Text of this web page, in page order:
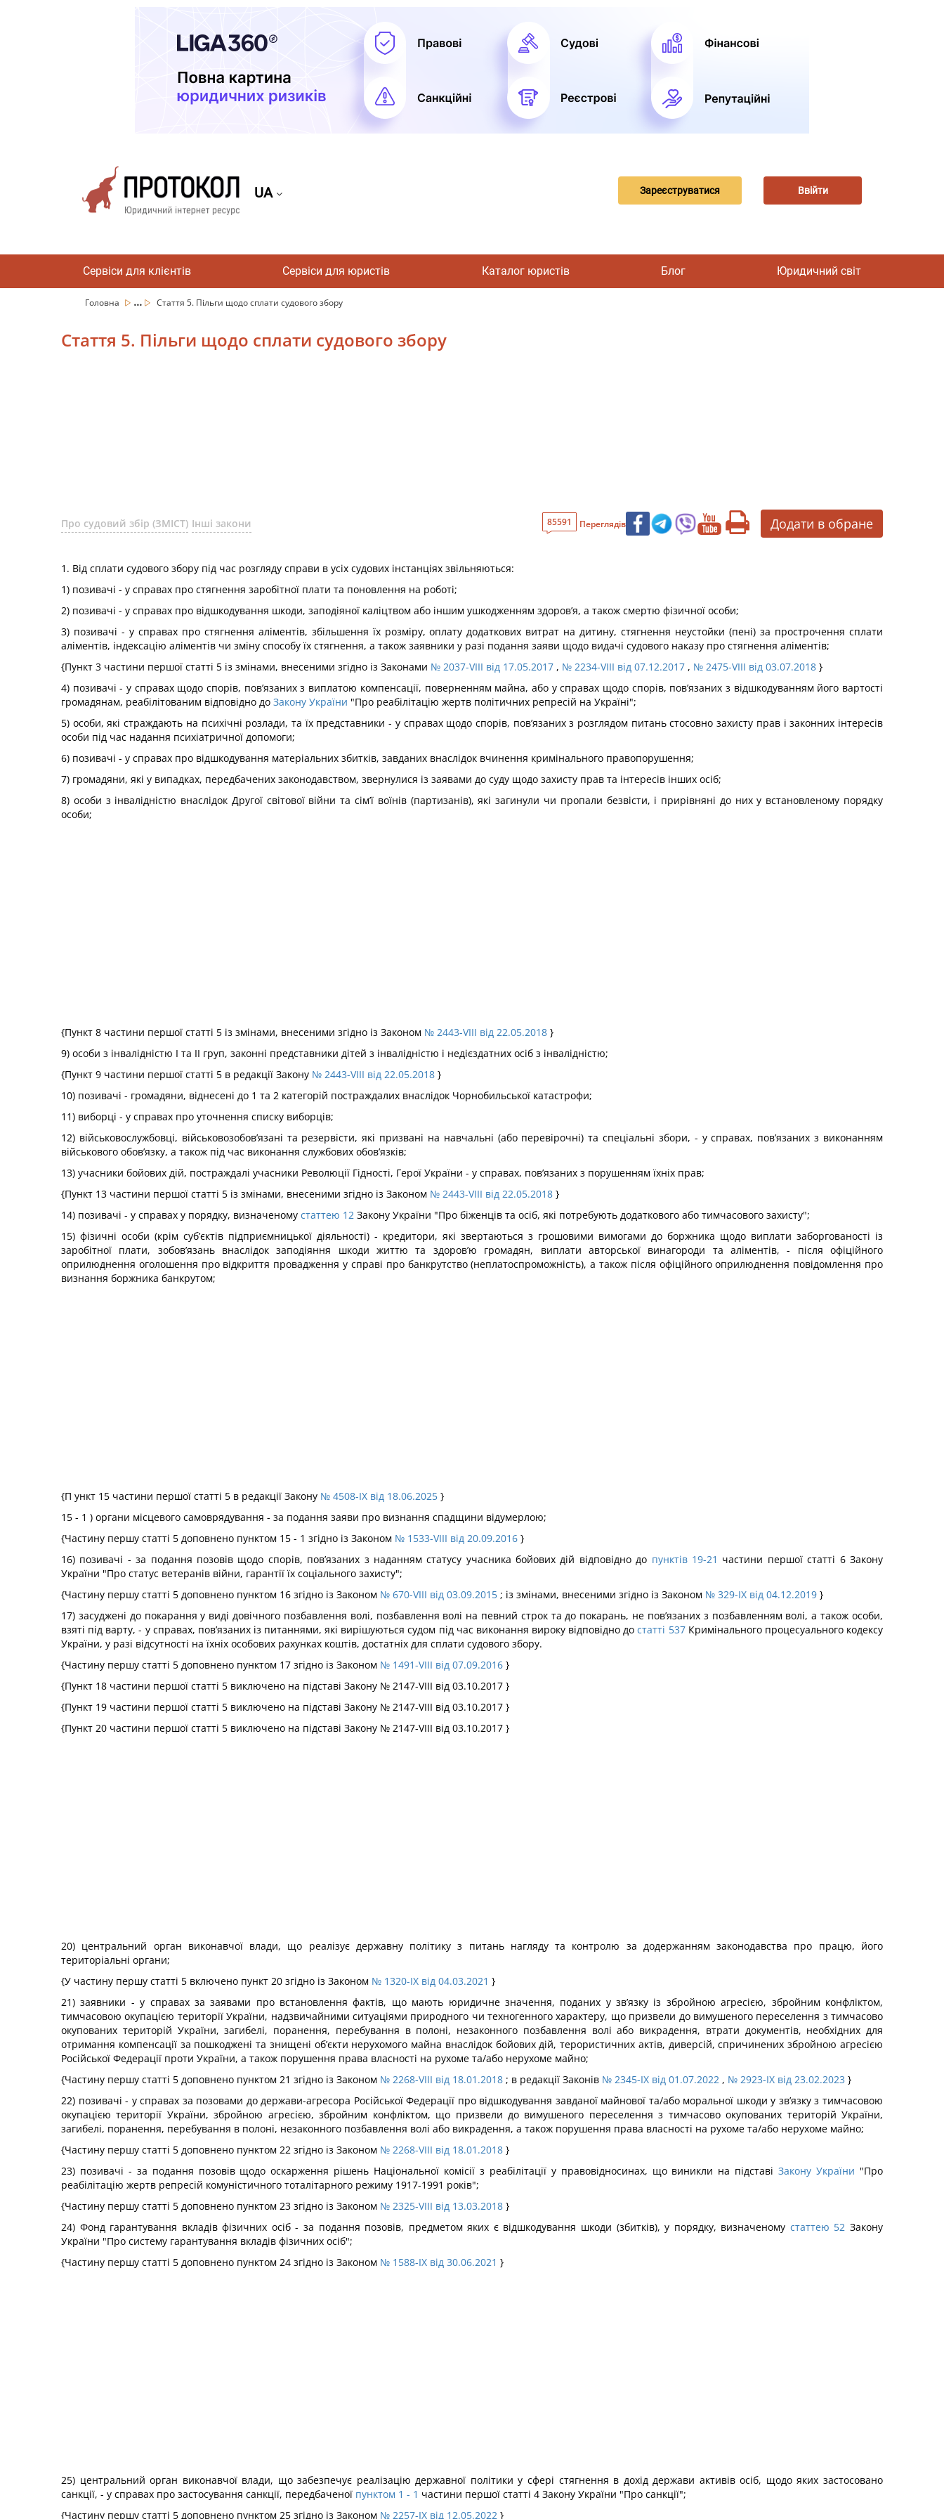
UA Зареєструватися Ввійти
Сервіси для клієнтів Сервіси для юристів Каталог юристів Блог Юридичний світ
Головна ... Стаття 5. Пільги щодо сплати судового збору
Стаття 5. Пільги щодо сплати судового збору
Про судовий збір (ЗМІСТ) Інші закони 85591 Переглядів Додати в обране
1. Від сплати судового збору під час розгляду справи в усіх судових інстанціях звільняються:
1) позивачі - у справах про стягнення заробітної плати та поновлення на роботі;
2) позивачі - у справах про відшкодування шкоди, заподіяної каліцтвом або іншим ушкодженням здоров’я, а також смертю фізичної особи;
3) позивачі - у справах про стягнення аліментів, збільшення їх розміру, оплату додаткових витрат на дитину, стягнення неустойки (пені) за прострочення сплати
аліментів, індексацію аліментів чи зміну способу їх стягнення, а також заявники у разі подання заяви щодо видачі судового наказу про стягнення аліментів;
{Пункт 3 частини першої статті 5 із змінами, внесеними згідно із Законами № 2037-VIII від 17.05.2017 , № 2234-VIII від 07.12.2017 , № 2475-VIII від 03.07.2018 }
4) позивачі - у справах щодо спорів, пов’язаних з виплатою компенсації, поверненням майна, або у справах щодо спорів, пов’язаних з відшкодуванням його вартості
громадянам, реабілітованим відповідно до Закону України "Про реабілітацію жертв політичних репресій на Україні";
5) особи, які страждають на психічні розлади, та їх представники - у справах щодо спорів, пов’язаних з розглядом питань стосовно захисту прав і законних інтересів
особи під час надання психіатричної допомоги;
6) позивачі - у справах про відшкодування матеріальних збитків, завданих внаслідок вчинення кримінального правопорушення;
7) громадяни, які у випадках, передбачених законодавством, звернулися із заявами до суду щодо захисту прав та інтересів інших осіб;
8) особи з інвалідністю внаслідок Другої світової війни та сім’ї воїнів (партизанів), які загинули чи пропали безвісти, і прирівняні до них у встановленому порядку
особи;
{Пункт 8 частини першої статті 5 із змінами, внесеними згідно із Законом № 2443-VIII від 22.05.2018 }
9) особи з інвалідністю I та II груп, законні представники дітей з інвалідністю і недієздатних осіб з інвалідністю;
{Пункт 9 частини першої статті 5 в редакції Закону № 2443-VIII від 22.05.2018 }
10) позивачі - громадяни, віднесені до 1 та 2 категорій постраждалих внаслідок Чорнобильської катастрофи;
11) виборці - у справах про уточнення списку виборців;
12) військовослужбовці, військовозобов’язані та резервісти, які призвані на навчальні (або перевірочні) та спеціальні збори, - у справах, пов’язаних з виконанням
військового обов’язку, а також під час виконання службових обов’язків;
13) учасники бойових дій, постраждалі учасники Революції Гідності, Герої України - у справах, пов’язаних з порушенням їхніх прав;
{Пункт 13 частини першої статті 5 із змінами, внесеними згідно із Законом № 2443-VIII від 22.05.2018 }
14) позивачі - у справах у порядку, визначеному статтею 12 Закону України "Про біженців та осіб, які потребують додаткового або тимчасового захисту";
15) фізичні особи (крім суб’єктів підприємницької діяльності) - кредитори, які звертаються з грошовими вимогами до боржника щодо виплати заборгованості із
заробітної плати, зобов’язань внаслідок заподіяння шкоди життю та здоров’ю громадян, виплати авторської винагороди та аліментів, - після офіційного
оприлюднення оголошення про відкриття провадження у справі про банкрутство (неплатоспроможність), а також після офіційного оприлюднення повідомлення про
визнання боржника банкрутом;
{П ункт 15 частини першої статті 5 в редакції Закону № 4508-IX від 18.06.2025 }
15 - 1 ) органи місцевого самоврядування - за подання заяви про визнання спадщини відумерлою;
{Частину першу статті 5 доповнено пунктом 15 - 1 згідно із Законом № 1533-VIII від 20.09.2016 }
16) позивачі - за подання позовів щодо спорів, пов’язаних з наданням статусу учасника бойових дій відповідно до пунктів 19-21 частини першої статті 6 Закону
України "Про статус ветеранів війни, гарантії їх соціального захисту";
{Частину першу статті 5 доповнено пунктом 16 згідно із Законом № 670-VIII від 03.09.2015 ; із змінами, внесеними згідно із Законом № 329-IX від 04.12.2019 }
17) засуджені до покарання у виді довічного позбавлення волі, позбавлення волі на певний строк та до покарань, не пов’язаних з позбавленням волі, а також особи,
взяті під варту, - у справах, пов’язаних із питаннями, які вирішуються судом під час виконання вироку відповідно достатті 537Кримінального процесуального кодексу
України, у разі відсутності на їхніх особових рахунках коштів, достатніх для сплати судового збору.
{Частину першу статті 5 доповнено пунктом 17 згідно із Законом № 1491-VIII від 07.09.2016 }
{Пункт 18 частини першої статті 5 виключено на підставі Закону № 2147-VIII від 03.10.2017 }
{Пункт 19 частини першої статті 5 виключено на підставі Закону № 2147-VIII від 03.10.2017 }
{Пункт 20 частини першої статті 5 виключено на підставі Закону № 2147-VIII від 03.10.2017 }
20) центральний орган виконавчої влади, що реалізує державну політику з питань нагляду та контролю за додержанням законодавства про працю, його
територіальні органи;
{У частину першу статті 5 включено пункт 20 згідно із Законом № 1320-IX від 04.03.2021 }
21) заявники - у справах за заявами про встановлення фактів, що мають юридичне значення, поданих у зв’язку із збройною агресією, збройним конфліктом,
тимчасовою окупацією території України, надзвичайними ситуаціями природного чи техногенного характеру, що призвели до вимушеного переселення з тимчасово
окупованих територій України, загибелі, поранення, перебування в полоні, незаконного позбавлення волі або викрадення, втрати документів, необхідних для
отримання компенсації за пошкоджені та знищені об’єкти нерухомого майна внаслідок бойових дій, терористичних актів, диверсій, спричинених збройною агресією
Російської Федерації проти України, а також порушення права власності на рухоме та/або нерухоме майно;
{Частину першу статті 5 доповнено пунктом 21 згідно із Законом № 2268-VIII від 18.01.2018 ; в редакції Законів № 2345-IX від 01.07.2022 , № 2923-IX від 23.02.2023 }
22) позивачі - у справах за позовами до держави-агресора Російської Федерації про відшкодування завданої майнової та/або моральної шкоди у зв’язку з тимчасовою
окупацією території України, збройною агресією, збройним конфліктом, що призвели до вимушеного переселення з тимчасово окупованих територій України,
загибелі, поранення, перебування в полоні, незаконного позбавлення волі або викрадення, а також порушення права власності на рухоме та/або нерухоме майно;
{Частину першу статті 5 доповнено пунктом 22 згідно із Законом № 2268-VIII від 18.01.2018 }
23) позивачі - за подання позовів щодо оскарження рішень Національної комісії з реабілітації у правовідносинах, що виникли на підставіЗакону України "Про
реабілітацію жертв репресій комуністичного тоталітарного режиму 1917-1991 років";
{Частину першу статті 5 доповнено пунктом 23 згідно із Законом № 2325-VIII від 13.03.2018 }
24) Фонд гарантування вкладів фізичних осіб - за подання позовів, предметом яких є відшкодування шкоди (збитків), у порядку, визначеному статтею 52 Закону
України "Про систему гарантування вкладів фізичних осіб";
{Частину першу статті 5 доповнено пунктом 24 згідно із Законом № 1588-IX від 30.06.2021 }
25) центральний орган виконавчої влади, що забезпечує реалізацію державної політики у сфері стягнення в дохід держави активів осіб, щодо яких застосовано
санкції, - у справах про застосування санкції, передбаченої пунктом 1 - 1 частини першої статті 4 Закону України "Про санкції";
{Частину першу статті 5 доповнено пунктом 25 згідно із Законом № 2257-IX від 12.05.2022 }